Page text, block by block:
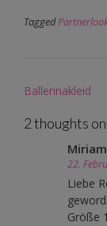
Tagged
Post
Ballerinakleid
2 thoughts on
Miriam
22.
Liebe
Größe